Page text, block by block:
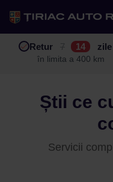
Test drive
Retur 14 zile
în limita a 400 km
Garanție 12 24
în limita a 25.000
Buy back
Știi ce
Servicii